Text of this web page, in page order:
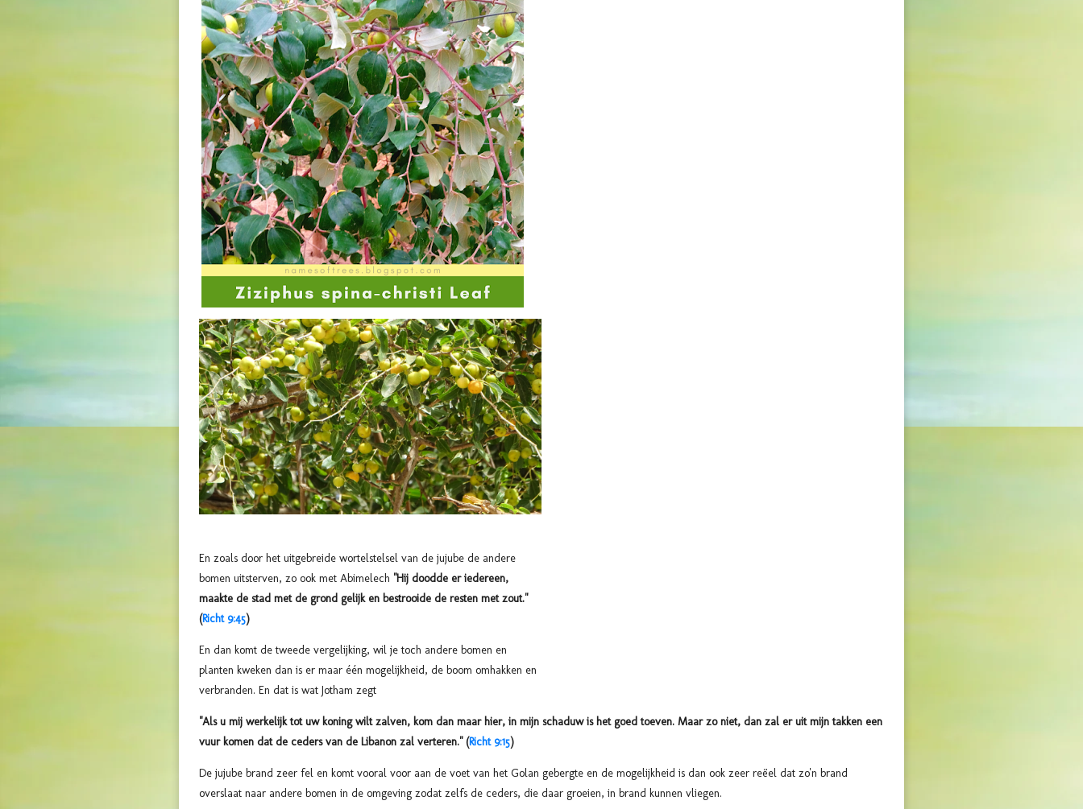
En zoals door het uitgebreide wortelstelsel van de jujube de andere
bomen uitsterven, zo ook met Abimelech "Hij doodde er iedereen,
maakte de stad met de grond gelijk en bestrooide de resten met zout."
(Richt 9:45)
En dan komt de tweede vergelijking, wil je toch andere bomen en
planten kweken dan is er maar één mogelijkheid, de boom omhakken en
verbranden. En dat is wat Jotham zegt
"Als u mij werkelijk tot uw koning wilt zalven, kom dan maar hier, in mijn schaduw is het goed toeven. Maar zo niet, dan zal er uit mijn takken een
vuur komen dat de ceders van de Libanon zal verteren." (Richt 9:15)
De jujube brand zeer fel en komt vooral voor aan de voet van het Golan gebergte en de mogelijkheid is dan ook zeer reëel dat zo'n brand
overslaat naar andere bomen in de omgeving zodat zelfs de ceders, die daar groeien, in brand kunnen vliegen.